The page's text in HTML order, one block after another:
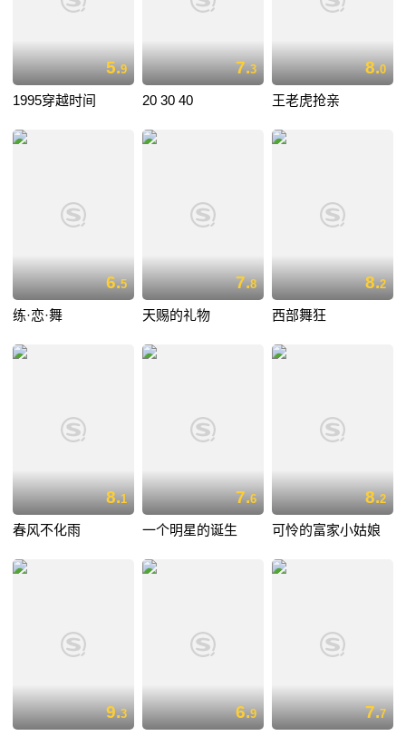
5.9
1995穿越时间
7.3
20 30 40
8.0
王老虎抢亲
6.5
练·恋·舞
7.8
天赐的礼物
8.2
西部舞狂
8.1
春风不化雨
7.6
一个明星的诞生
8.2
可怜的富家小姑娘
9.3 6.9 7.7